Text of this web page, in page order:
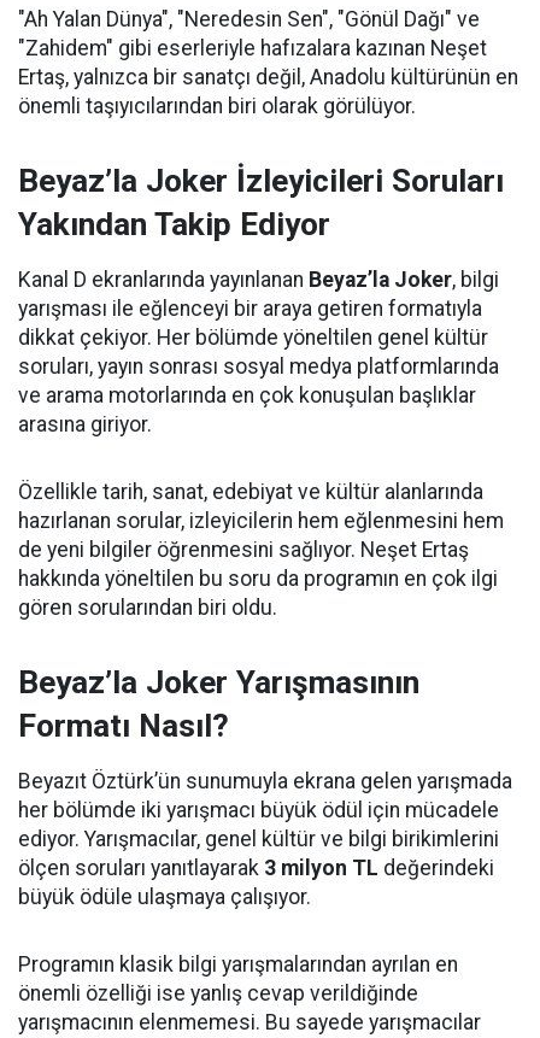
"Ah Yalan Dünya", "Neredesin Sen", "Gönül Dağı" ve
"Zahidem" gibi eserleriyle hafızalara kazınan Neşet
Ertaş, yalnızca bir sanatçı değil, Anadolu kültürünün en
önemli taşıyıcılarından biri olarak görülüyor.
Beyaz’la Joker İzleyicileri Soruları
Yakından Takip Ediyor
Kanal D ekranlarında yayınlanan Beyaz’la Joker, bilgi
yarışması ile eğlenceyi bir araya getiren formatıyla
dikkat çekiyor. Her bölümde yöneltilen genel kültür
soruları, yayın sonrası sosyal medya platformlarında
ve arama motorlarında en çok konuşulan başlıklar
arasına giriyor.
Özellikle tarih, sanat, edebiyat ve kültür alanlarında
hazırlanan sorular, izleyicilerin hem eğlenmesini hem
de yeni bilgiler öğrenmesini sağlıyor. Neşet Ertaş
hakkında yöneltilen bu soru da programın en çok ilgi
gören sorularından biri oldu.
Beyaz’la Joker Yarışmasının
Formatı Nasıl?
Beyazıt Öztürk’ün sunumuyla ekrana gelen yarışmada
her bölümde iki yarışmacı büyük ödül için mücadele
ediyor. Yarışmacılar, genel kültür ve bilgi birikimlerini
ölçen soruları yanıtlayarak 3 milyon TL değerindeki
büyük ödüle ulaşmaya çalışıyor.
Programın klasik bilgi yarışmalarından ayrılan en
önemli özelliği ise yanlış cevap verildiğinde
yarışmacının elenmemesi. Bu sayede yarışmacılar